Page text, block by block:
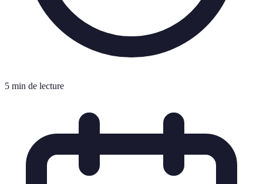
5 min de lecture